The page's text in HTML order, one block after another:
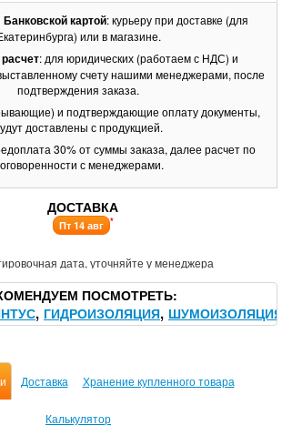
Банковской картой: курьеру при доставке (для
или в магазине.
: для юридических (работаем с НДС) и
счету нашими менеджерами, после
подтверждения заказа.
и подтверждающие оплату документы,
доставлены с продукцией.
30% от суммы заказа, далее расчет по
с менеджерами.
ДОСТАВКА
Пт 14 авг *
дата, уточняйте у менеджера
ПОСМОТРЕТЬ
ГИДРОИЗОЛЯЦИЯ ШУМОИЗОЛЯЦИЯ
Доставка Хранение купленного товара
Калькулятор